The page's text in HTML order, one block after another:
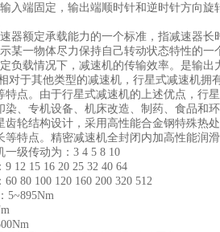
端固定，输出端顺时针和逆时针方向旋
额定承载能力的一个标准，指减速器长
一物体尽力保持自己转动状态特性的一
载情况下，减速机的传输效率。是输出
于其他类型的减速机，行星式减速机拥
特点。由于行星式减速机的上述优点，行
、专机设备、机床改造、制药、食品和环
结构设计，采用高性能合金钢特殊热
特点。精密减速机全封闭内加高性能润滑
级传动为：3 4 5 8 10
15 16 20 25 32 40 64
80 100 120 160 200 320 512